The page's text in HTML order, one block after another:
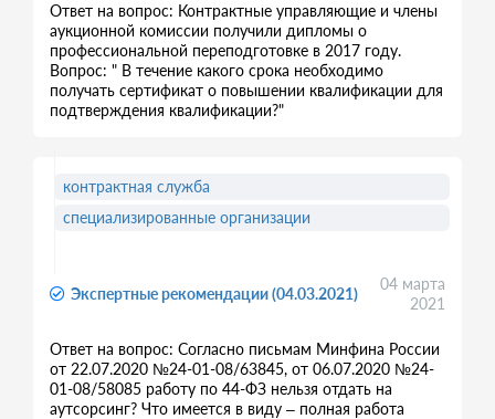
Ответ на вопрос: Контрактные управляющие и члены
аукционной комиссии получили дипломы о
профессиональной переподготовке в 2017 году.
Вопрос: " В течение какого срока необходимо
получать сертификат о повышении квалификации для
подтверждения квалификации?"
Экспертные рекомендации (04.03.2021)
04 марта
2021
Ответ на вопрос: Согласно письмам Минфина России
от 22.07.2020 №24-01-08/63845, от 06.07.2020 №24-
01-08/58085 работу по 44-ФЗ нельзя отдать на
аутсорсинг? Что имеется в виду – полная работа
контрактная служба
специализированные организации